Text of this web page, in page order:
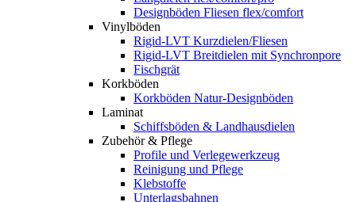
Designböden Fliesen flex/comfort
Vinylböden
Rigid-LVT Kurzdielen/Fliesen
Rigid-LVT Breitdielen mit Synchronpore
Fischgrät
Korkböden
Korkböden Natur-Designböden
Laminat
Schiffsböden & Landhausdielen
Zubehör & Pflege
Profile und Verlegewerkzeug
Reinigung und Pflege
Klebstoffe
Unterlagsbahnen